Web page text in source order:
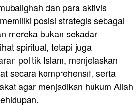
dan para aktivis
posisi strategis sebagai
mereka bukan sekadar
spiritual, tetapi juga
politik Islam, menjelaskan
secara komprehensif, serta
agar menjadikan hukum Allah